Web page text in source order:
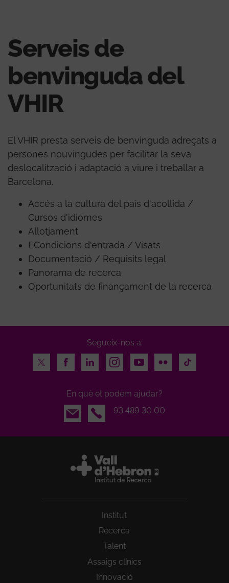
Serveis de
benvinguda del
VHIR
El VHIR presta serveis de benvinguda adreçats a
persones nouvingudes per facilitar la seva
deslocalització i adaptació a viure i treballar a
Barcelona.
Accés a la cultura del país d'acollida /
Cursos d'idiomes
Allotjament
ECondicions d'entrada / Visats
Documentació / Requisits legal
Panorama de recerca
Oportunitats de finançament de la recerca
Segueix-nos a:
Twitter
FacebookLinkedInInstagramYoutubeFlickr TikTok
En què et podem ajudar?
Email
93 489 30 00
Institut
Recerca
Talent
Assaigs clínics
Innovació